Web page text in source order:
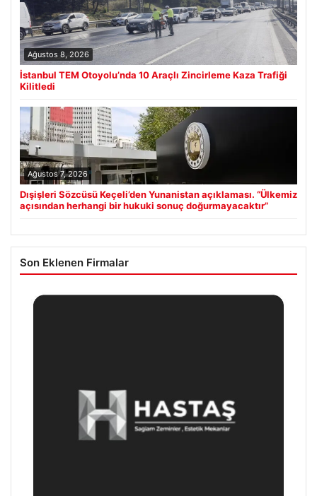
Ağustos 8, 2026
İstanbul TEM Otoyolu’nda 10 Araçlı Zincirleme Kaza Trafiği
Kilitledi
Ağustos 7, 2026
Dışişleri Sözcüsü Keçeli’den Yunanistan açıklaması. “Ülkemiz
açısından herhangi bir hukuki sonuç doğurmayacaktır”
Son Eklenen Firmalar